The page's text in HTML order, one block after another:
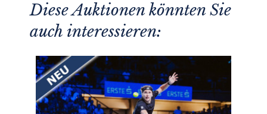
Diese Auktionen könnten Sie
auch interessieren: